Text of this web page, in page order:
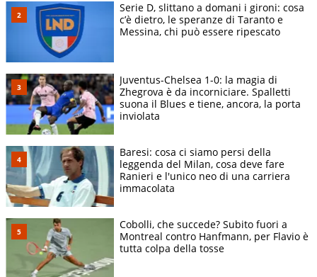
Serie D, slittano a domani i gironi: cosa
c’è dietro, le speranze di Taranto e
Messina, chi può essere ripescato
Juventus-Chelsea 1-0: la magia di
Zhegrova è da incorniciare. Spalletti
suona il Blues e tiene, ancora, la porta
inviolata
Baresi: cosa ci siamo persi della
leggenda del Milan, cosa deve fare
Ranieri e l'unico neo di una carriera
immacolata
Cobolli, che succede? Subito fuori a
Montreal contro Hanfmann, per Flavio è
tutta colpa della tosse